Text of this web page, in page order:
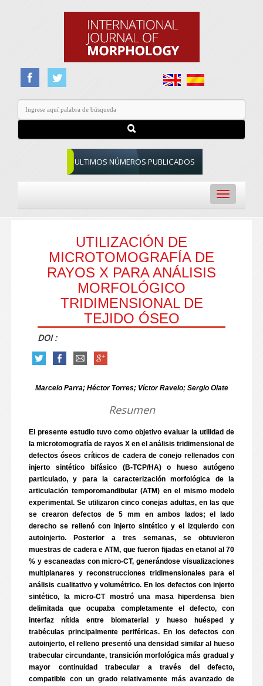
ULTIMOS NÚMEROS PUBLICADOS
Toggle
navigation
UTILIZACIÓN DE
MICROTOMOGRAFÍA DE
RAYOS X PARA ANÁLISIS
MORFOLÓGICO
TRIDIMENSIONAL DE
TEJIDO ÓSEO
DOI :
Marcelo Parra; Héctor Torres; Víctor Ravelo; Sergio Olate
Resumen
El presente estudio tuvo como objetivo evaluar la utilidad de
la microtomografía de rayos X en el análisis tridimensional de
defectos óseos críticos de cadera de conejo rellenados con
injerto sintético bifásico (B-TCP/HA) o hueso autógeno
particulado, y para la caracterización morfológica de la
articulación temporomandibular (ATM) en el mismo modelo
experimental. Se utilizaron cinco conejas adultas, en las que
se crearon defectos de 5 mm en ambos lados; el lado
derecho se rellenó con injerto sintético y el izquierdo con
autoinjerto. Posterior a tres semanas, se obtuvieron
muestras de cadera e ATM, que fueron fijadas en etanol al 70
% y escaneadas con micro-CT, generándose visualizaciones
multiplanares y reconstrucciones tridimensionales para el
análisis cualitativo y volumétrico. En los defectos con injerto
sintético, la micro-CT mostró una masa hiperdensa bien
delimitada que ocupaba completamente el defecto, con
interfaz nítida entre biomaterial y hueso huésped y
trabéculas principalmente periféricas. En los defectos con
autoinjerto, el relleno presentó una densidad similar al hueso
trabecular circundante, transición morfológica más gradual y
mayor continuidad trabecular a través del defecto,
compatible con un grado relativamente más avanzado de